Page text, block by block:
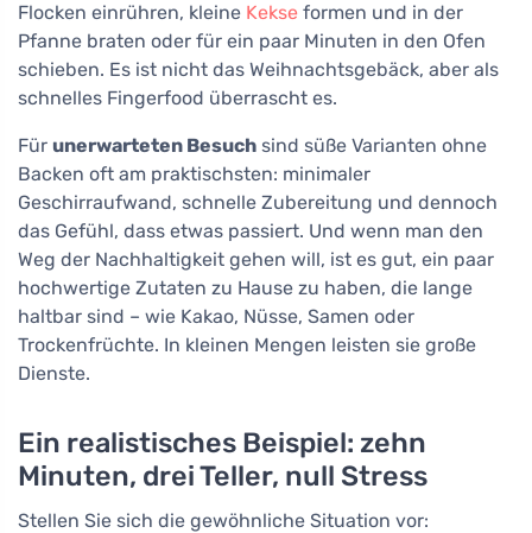
Flocken einrühren, kleine Kekse formen und in der
Pfanne braten oder für ein paar Minuten in den Ofen
schieben. Es ist nicht das Weihnachtsgebäck, aber als
schnelles Fingerfood überrascht es.
Für unerwarteten Besuch sind süße Varianten ohne
Backen oft am praktischsten: minimaler
Geschirraufwand, schnelle Zubereitung und dennoch
das Gefühl, dass etwas passiert. Und wenn man den
Weg der Nachhaltigkeit gehen will, ist es gut, ein paar
hochwertige Zutaten zu Hause zu haben, die lange
haltbar sind – wie Kakao, Nüsse, Samen oder
Trockenfrüchte. In kleinen Mengen leisten sie große
Dienste.
Ein realistisches Beispiel: zehn
Minuten, drei Teller, null Stress
Stellen Sie sich die gewöhnliche Situation vor: